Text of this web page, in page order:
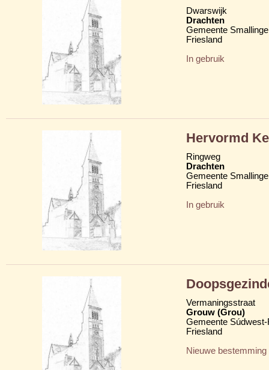
Dwarswijk
Drachten
Gemeente
Friesland
In gebruik
Hervormd
Ringweg
Drachten
Gemeente
Friesland
In gebruik
Vermaningsstraat
Grouw (Grou)
Gemeente
Friesland
Nieuwe bestemming